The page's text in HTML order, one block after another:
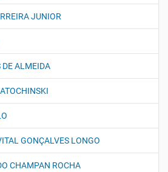
JUNIOR
DE ALMEIDA
GONÇALVES LONGO
CHAMPAN ROCHA